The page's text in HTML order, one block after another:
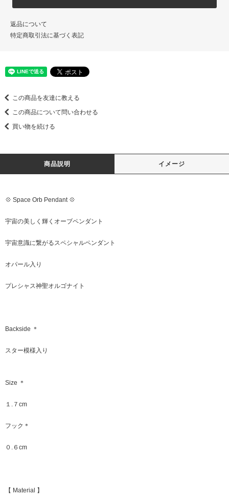
返品について
特定商取引法に基づく表記
この商品を友達に教える
この商品について問い合わせる
買い物を続ける
商品説明 イメージ
💠 Space Orb Pendant 💠
宇宙の美しく輝くオーブペンダント
宇宙意識に繋がるスペシャルペンダント
オパール入り
プレシャス神聖オルゴナイト
Backside ＊
スター模様入り
Size ＊
１.７cm
フック＊
０.６cm
【 Material 】